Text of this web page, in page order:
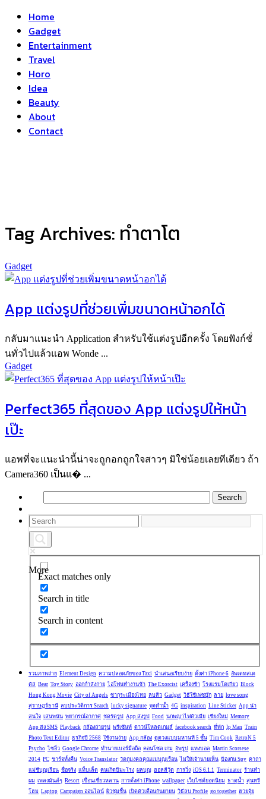
Home
Gadget
Entertainment
Travel
Horo
Idea
Beauty
About
Contact
Tag Archives: ทำตาโต
Gadget
App แต่งรูปที่ช่วยเพิ่มขนาดหน้าอกได้
กลับมาแนะนำ Application สำหรับใช้แต่งรูปอีกครั้ง โดยฟังก์ชั่
นทั่วไปแล้วแอพ Wonde ...
Gadget
Perfect365 ที่สุดของ App แต่งรูปให้หน้า
เป๊ะ
แอพที่จะแนะนำนี้น่าจะถูกอกถูกใจสาวๆ มิใช่น้อยเลยทีเดียว ถ้า
Camera360 เป็นแ� ...
More
Exact matches only
Search in title
Search in content
รวมภาพถ่าย Element Design ความปลอดภัยของ Taxi นำเสนอเรียบง่าย ตั้งค่า iPhone 6 อัพเดทสเต
ตัส Bear Toy Story ออกกำลังกาย ไอโฟนทำงานช้า The Exorcist เครื่องช้า โรงแรมโตเกียว Block
Hong Kong Movie City of Angels ซากุระเมืองไทย ลบสิว Gadget วิธีใช้เฟซบุ๊ก ลาย love song
สุราษฎร์ธานี ลบประวัติการ Search lucky signature จุดดำน้ำ 4G inspiration Line Sticker App น่า
สนใจ เล่นพนัน พยากรณ์อากาศ ชุดรัดรูป App ส่งรูป Food นกพญาไฟตัวเมีย เชียงใหม่ Memory
App ส่ง SMS Playback กล้องถ่ายรูป พรีเซ้นท์ ดาวน์โหลดเกมส์ facebook search ที่พัก Ip Man Train
Photo Text Editor ธุรกิจปี 2568 ใช้งานง่าย App กล้อง ดูดวงแบบมหานที 5 ชั้น Tim Cook RetroN 5
Psycho ไซอิ๋ว Google Chrome ทำนายเบอร์มือถือ คอนโซล เกม อัพรูป แทงบอล Martin Scorsese
2014 PC ชาร์จทั้งคืน Voice Translator วัตถุมงคลคุณแม่บุญเรือน ไม่ให้เจ้านายเห็น ป้องกัน Spy คาถา
แม่ชีบุญเรือน ชื่อจริง แท็บเล็ต คนเกิดปีมะโรง ผลบุญ ฮอลลีวู้ด การวิ่ง iOS 6.1.1 Terminator ร้านทำ
ผม เพลงมันส์ๆ Resort เขื่อนเชี่ยวหลาน การตั้งค่า iPhone wallpaper เว็บไซต์ยอดนิยม ธาตุน้ำ สุนทรี
โฮม Laptop Campaign ออนไลน์ ผิวชุ่มชื้น เปิดตัวเดือนกันยายน วิธีลบ Profile go together ฮวยจุ้ย